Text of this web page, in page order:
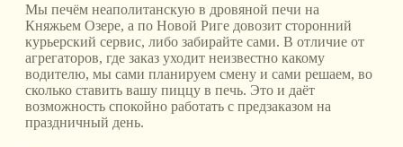
Мы печём неаполитанскую в дровяной печи на
Княжьем Озере, а по Новой Риге довозит сторонний
курьерский сервис, либо забирайте сами. В отличие от
агрегаторов, где заказ уходит неизвестно какому
водителю, мы сами планируем смену и сами решаем, во
сколько ставить вашу пиццу в печь. Это и даёт
возможность спокойно работать с предзаказом на
праздничный день.